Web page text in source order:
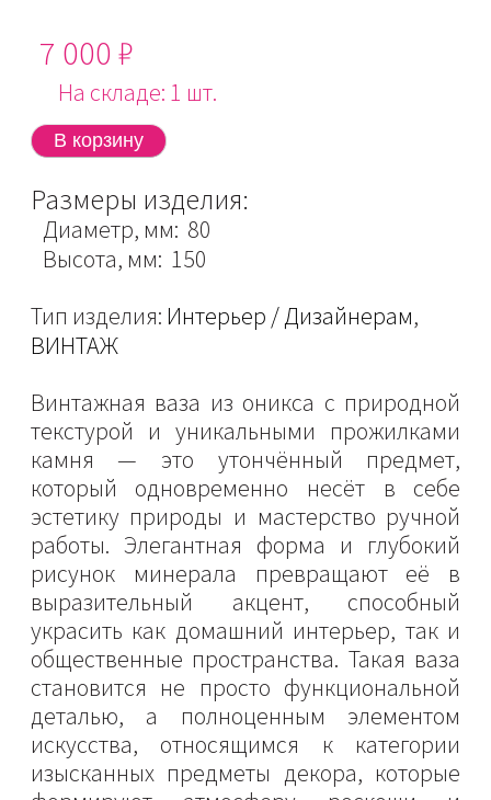
7 000 ₽
На складе: 1 шт.
Размеры изделия:
Диаметр, мм: 80
Высота, мм: 150
Тип изделия: Интерьер / Дизайнерам,
ВИНТАЖ
Винтажная ваза из оникса с природной
текстурой и уникальными прожилками
камня — это утончённый предмет,
который одновременно несёт в себе
эстетику природы и мастерство ручной
работы. Элегантная форма и глубокий
рисунок минерала превращают её в
выразительный акцент, способный
украсить как домашний интерьер, так и
общественные пространства. Такая ваза
становится не просто функциональной
деталью, а полноценным элементом
искусства, относящимся к категории
изысканных предметы декора, которые